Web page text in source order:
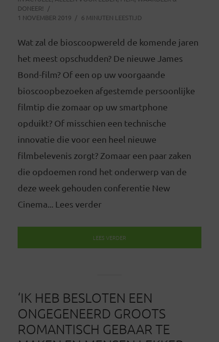
DONEER!
1 NOVEMBER 2019
6 MINUTEN LEESTIJD
Wat zal de bioscoopwereld de komende jaren
het meest opschudden? De nieuwe James
Bond-film? Of een op uw voorgaande
bioscoopbezoeken afgestemde persoonlijke
filmtip die zomaar op uw smartphone
opduikt? Of misschien een technische
innovatie die voor een heel nieuwe
filmbelevenis zorgt? Zomaar een paar zaken
die opdoemen rond het onderwerp van de
deze week gehouden conferentie New
Cinema... Lees verder
LEES VERDER
‘IK HEB BESLOTEN EEN
ONGEGENEERD GROOTS
ROMANTISCH GEBAAR TE